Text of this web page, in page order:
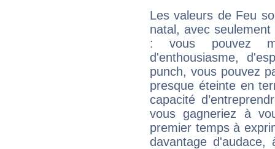
Les valeurs de Feu
natal, avec
: vous pouvez
d'enthousiasme,
punch, vous pouvez
presque éteinte en
capacité
vous gagneriez à
premier temps à
davantage